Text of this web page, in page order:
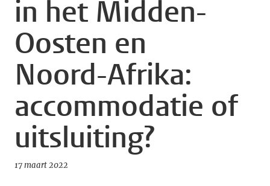
in het Midden-
Oosten en
Noord-Afrika:
accommodatie of
uitsluiting?
17 maart 2022